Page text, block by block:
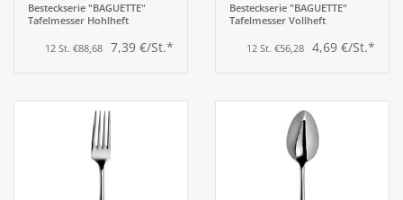
Küchenmöbel
Besteckserie "BAGUETTE"
Tafelmesser Hohlheft
12 St. €88,68 7,39 €/St.*
Besteckserie "BAGUETTE"
Tafelmesser Vollheft
12 St. €56,28 4,69 €/St.*